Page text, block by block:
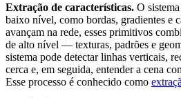
Extração de características. O
baixo nível, como bordas, gradientes e
avançam na rede, esses primitivos
de alto nível — texturas, padrões e
sistema pode detectar linhas verticais,
cerca e, em seguida, entender a cena
Esse processo é conhecido como